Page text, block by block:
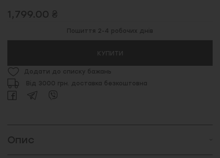
1,799.00 ₴
Пошиття 2-4 робочих днів
КУПИТИ
Додати до списку бажань
Від 3000 грн. доставка безкоштовна
Опис